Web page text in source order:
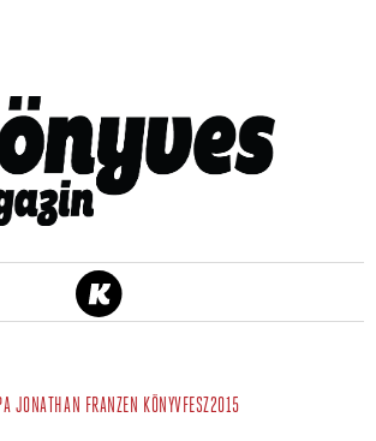
JONATHAN FRANZEN KÖNYVFESZ2015